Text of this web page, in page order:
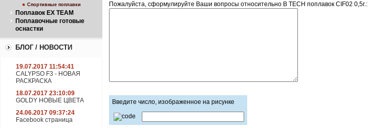
Спортивные поплавки
Поплавок EX TEAM
Поплавочные готовые
оснастки
БЛОГ / НОВОСТИ
19.07.2017 11:54:41
CALYPSO F3 - НОВАЯ
РАСКРАСКА
18.07.2017 23:10:09
GOLDY НОВЫЕ ЦВЕТА
24.06.2017 09:37:24
Facebook страница
Пожалуйста, сформулируйте Ваши вопросы относительно B TECH поплавок CIF02 0,5г.:
Введите число, изображенное на рисунке